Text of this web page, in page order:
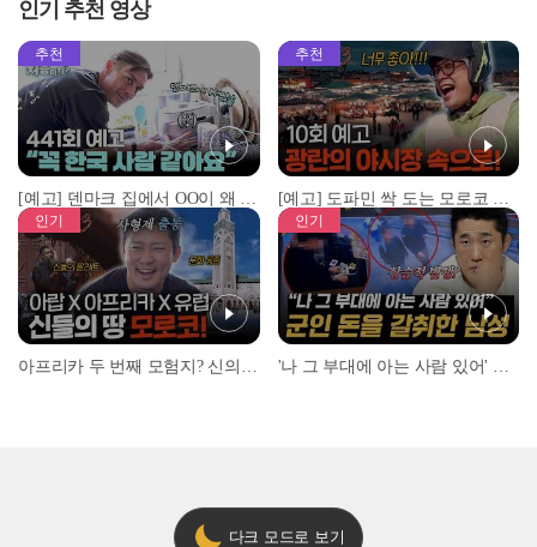
인기 추천 영상
추천
[예고] 덴마크 집에서 OO이 왜 나와...? 이상할 정도로 한국을 사랑하는 우리 형을 제보합니다!
추천
[예고] 도파민 싹 도는 모로코 야시장 투어!
인기 인기
다크 모드로 보기